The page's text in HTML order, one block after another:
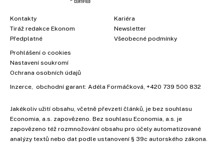
Kontakty
Tiráž redakce Ekonom
Předplatné
Kariéra
Newsletter
Všeobecné podmínky
Prohlášení o cookies
Nastavení soukromí
Ochrana osobních údajů
Inzerce , obchodní garant: Adéla Formáčková +420 739 500 832
Jakékoliv užití obsahu, včetně převzetí článků, je bez souhlasu
Economia, a.s. zapovězeno. Bez souhlasu Economia, a.s. je
zapovězeno též rozmnožování obsahu pro účely automatizované
analýzy textů nebo dat podle ustanovení § 39c autorského zákona.